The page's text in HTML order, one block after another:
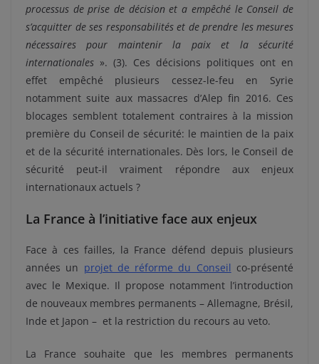
processus de prise de décision et a empêché le Conseil de
s’acquitter de ses responsabilités et de prendre les mesures
nécessaires pour maintenir la paix et la sécurité
internationales ». (3). Ces décisions politiques ont en
effet empêché plusieurs cessez-le-feu en Syrie
notamment suite aux massacres d’Alep fin 2016. Ces
blocages semblent totalement contraires à la mission
première du Conseil de sécurité: le maintien de la paix
et de la sécurité internationales. Dès lors, le Conseil de
sécurité peut-il vraiment répondre aux enjeux
internationaux actuels ?
La France à l’initiative face aux enjeux
Face à ces failles, la France défend depuis plusieurs
années un projet de réforme du Conseil co-présenté
avec le Mexique. Il propose notamment l’introduction
de nouveaux membres permanents – Allemagne, Brésil,
Inde et Japon – et la restriction du recours au veto.
La France souhaite que les membres permanents